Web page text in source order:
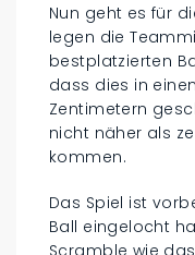
Nun geht es für
legen die
bestplatzierten
dass dies in
Zentimetern
nicht näher als
kommen.
Das Spiel ist
Ball eingelocht
Scramble wie